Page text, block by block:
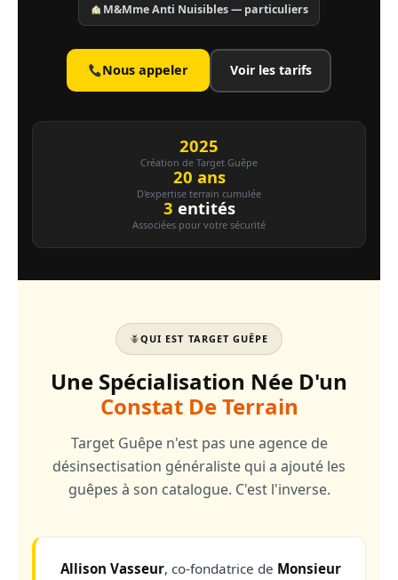
M&Mme Anti Nuisibles — particuliers
Nous appeler Voir les tarifs
2025
Création de Target Guêpe
20 ans
D'expertise terrain cumulée
3 entités
Associées pour votre sécurité
QUI EST TARGET GUÊPE
Une Spécialisation Née D'un
Constat De Terrain
Target Guêpe n'est pas une agence de
désinsectisation généraliste qui a ajouté les
guêpes à son catalogue. C'est l'inverse.
Allison Vasseur, co-fondatrice de Monsieur